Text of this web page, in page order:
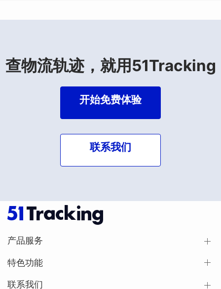
查物流轨迹，就用51Tracking
开始免费体验
联系我们
产品服务
特色功能
联系我们